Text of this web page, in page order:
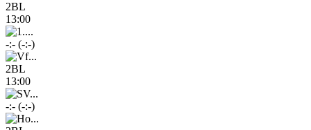
2BL
13:00
-:- (-:-)
2BL
13:00
-:- (-:-)